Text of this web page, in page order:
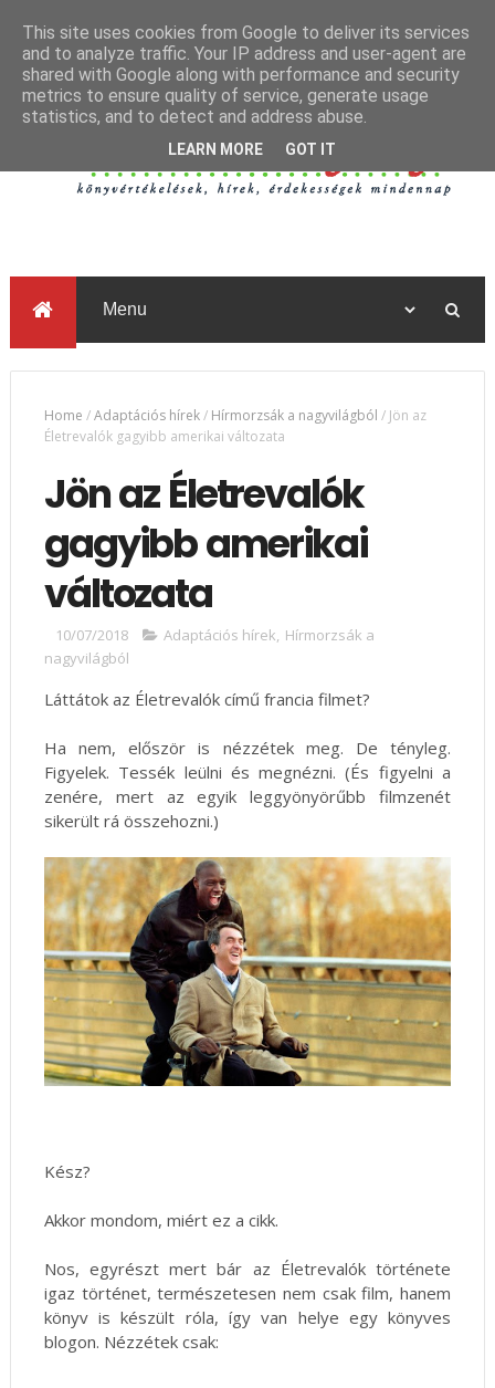
Home /Adaptációs hírek/ Hírmorzsák a nagyvilágból / Jön az
Életrevalók gagyibb amerikai változata
Jön az Életrevalók
gagyibb amerikai
változata
10/07/2018 Adaptációs hírek, Hírmorzsák a
nagyvilágból
Láttátok az Életrevalók című francia filmet?
Ha nem, először is nézzétek meg. De tényleg.
Figyelek. Tessék leülni és megnézni. (És figyelni a
zenére, mert az egyik leggyönyörűbb filmzenét
sikerült rá összehozni.)
Kész?
Akkor mondom, miért ez a cikk.
Nos, egyrészt mert bár az Életrevalók története
igaz történet, természetesen nem csak film, hanem
könyv is készült róla, így van helye egy könyves
blogon. Nézzétek csak:
This site uses cookies from Google to deliver its services
and to analyze traffic. Your IP address and user-agent are
shared with Google along with performance and security
metrics to ensure quality of service, generate usage
statistics, and to detect and address abuse.
LEARN MORE GOT IT